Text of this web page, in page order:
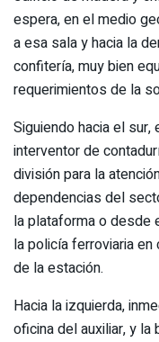
espera, en el medio
a esa sala y hacia la
confitería, muy bien
requerimientos de la
Siguiendo hacia el
interventor de
división para la
dependencias del
la plataforma o desde
la policía ferroviaria
de la estación.
Hacia la izquierda,
oficina del auxiliar, y la